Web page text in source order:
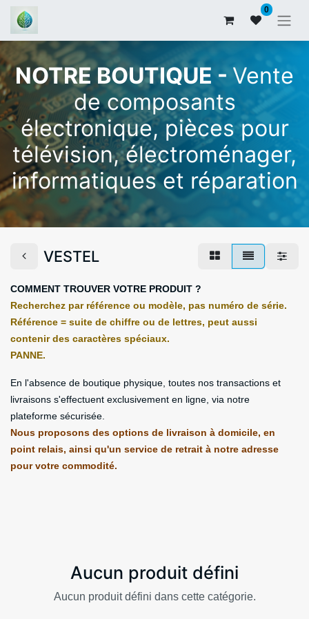
0
NOTRE BOUTIQUE -Vente
de composants
électronique, pièces pour
télévision, électroménager,
informatiques et réparation
VESTEL
COMMENT TROUVER VOTRE PRODUIT ?
Recherchez par référence ou modèle, pas numéro de série.
Référence = suite de chiffre ou de lettres, peut aussi
contenir des caractères spéciaux.
PANNE.
En l'absence de boutique physique, toutes nos transactions et
livraisons s'effectuent exclusivement en ligne, via notre
plateforme sécurisée.
Nous proposons des options de livraison à domicile, en
point relais, ainsi qu'un service de retrait à notre adresse
pour votre commodité.
Aucun produit défini
Aucun produit défini dans cette catégorie.